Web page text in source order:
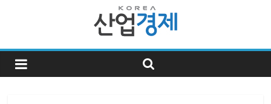
한
국